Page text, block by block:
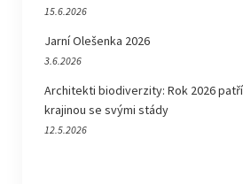
15.6.2026
Jarní Olešenka 2026
3.6.2026
Architekti biodiverzity: Rok 2026
krajinou se svými stády
12.5.2026